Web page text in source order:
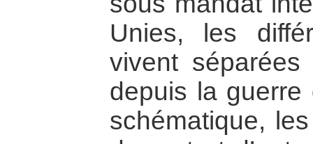
Unies, les
vivent
depuis la
schématique,